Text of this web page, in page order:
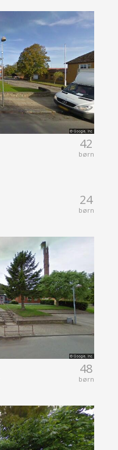
42
børn
24
børn
48
børn